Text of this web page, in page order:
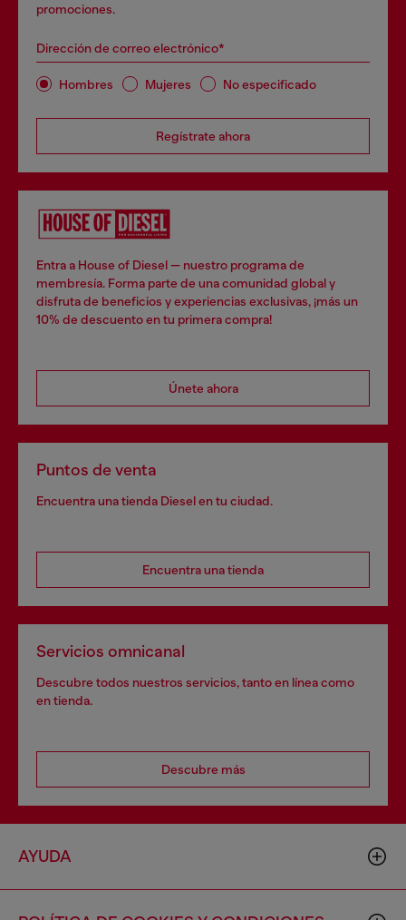
promociones.
Dirección de correo electrónico*
Hombres Mujeres No especificado
Regístrate ahora
Entra a House of Diesel — nuestro programa de
membresía. Forma parte de una comunidad global y
disfruta de beneficios y experiencias exclusivas, ¡más un
10% de descuento en tu primera compra!
Únete ahora
Puntos de venta
Encuentra una tienda Diesel en tu ciudad.
Encuentra una tienda
Servicios omnicanal
Descubre todos nuestros servicios, tanto en línea como
en tienda.
Descubre más
AYUDA